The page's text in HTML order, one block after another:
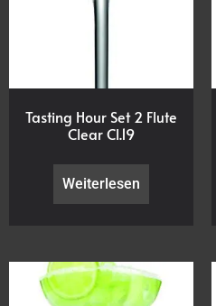
Tasting Hour Set 2 Flute
Clear Cl.19
Weiterlesen